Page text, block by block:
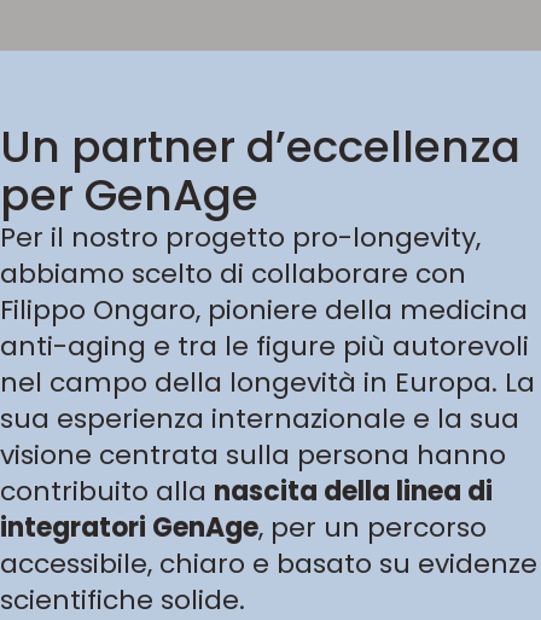
Un partner d’eccellenza
per GenAge
Per il nostro progetto pro-longevity,
abbiamo scelto di collaborare con
Filippo Ongaro, pioniere della medicina
anti-aging e tra le figure più autorevoli
nel campo della longevità in Europa. La
sua esperienza internazionale e la sua
visione centrata sulla persona hanno
contribuito alla nascita della linea di
integratori GenAge, per un percorso
accessibile, chiaro e basato su evidenze
scientifiche solide.